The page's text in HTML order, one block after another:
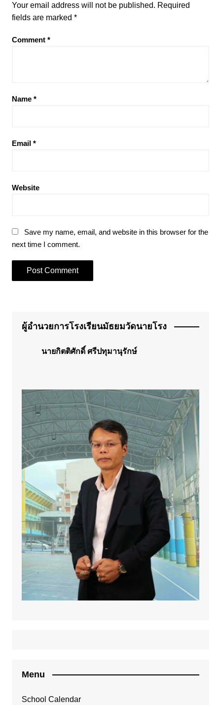
Your email address will not be published. Required
fields are marked *
Comment *
Name *
Email *
Website
Save my name, email, and website in this browser for the
next time I comment.
ผู้อำนวยการโรงเรียนมัธยมวัดนายโรง
นายกิตติศักดิ์ ศรีปทุมานุรักษ์
Menu
School Calendar